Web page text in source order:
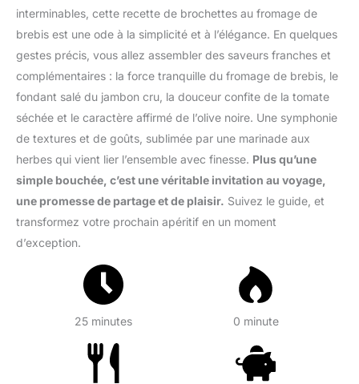
interminables, cette recette de brochettes au fromage de
brebis est une ode à la simplicité et à l’élégance. En quelques
gestes précis, vous allez assembler des saveurs franches et
complémentaires : la force tranquille du fromage de brebis, le
fondant salé du jambon cru, la douceur confite de la tomate
séchée et le caractère affirmé de l’olive noire. Une symphonie
de textures et de goûts, sublimée par une marinade aux
herbes qui vient lier l’ensemble avec finesse. Plus qu’une
simple bouchée, c’est une véritable invitation au voyage,
une promesse de partage et de plaisir. Suivez le guide, et
transformez votre prochain apéritif en un moment
d’exception.
25 minutes 0 minute